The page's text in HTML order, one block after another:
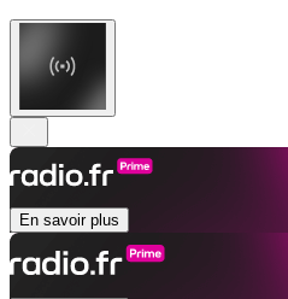
En savoir plus